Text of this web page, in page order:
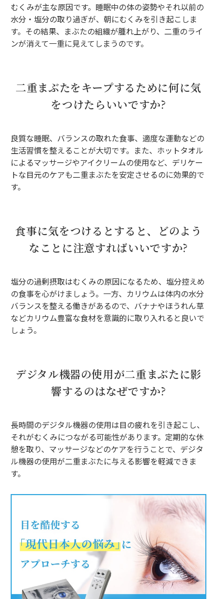
むくみが主な原因です。睡眠中の体の姿勢やそれ以前の
水分・塩分の取り過ぎが、朝にむくみを引き起こしま
す。その結果、まぶたの組織が腫れ上がり、二重のライ
ンが消えて一重に見えてしまうのです。
二重まぶたをキープするために何に気
をつけたらいいですか?
良質な睡眠、バランスの取れた食事、適度な運動などの
生活習慣を整えることが大切です。また、ホットタオル
によるマッサージやアイクリームの使用など、デリケー
トな目元のケアも二重まぶたを安定させるのに効果的で
す。
食事に気をつけるとすると、どのよう
なことに注意すればいいですか?
塩分の過剰摂取はむくみの原因になるため、塩分控えめ
の食事を心がけましょう。一方、カリウムは体内の水分
バランスを整える働きがあるので、バナナやほうれん草
などカリウム豊富な食材を意識的に取り入れると良いで
しょう。
デジタル機器の使用が二重まぶたに影
響するのはなぜですか?
長時間のデジタル機器の使用は目の疲れを引き起こし、
それがむくみにつながる可能性があります。定期的な休
憩を取り、マッサージなどのケアを行うことで、デジタ
ル機器の使用が二重まぶたに与える影響を軽減できま
す。